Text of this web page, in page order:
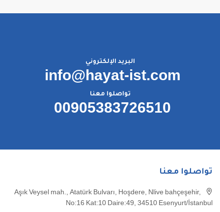
البريد الإلكتروني
info@hayat-ist.com
تواصلوا معنا
00905383726510
تواصلوا معنا
Aşık Veysel mah., Atatürk Bulvarı, Hoşdere, Nlive bahçeşehir,
No:16 Kat:10 Daire:49, 34510 Esenyurt/İstanbul